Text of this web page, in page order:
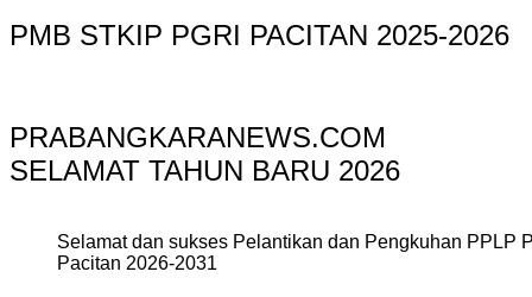
PMB STKIP PGRI PACITAN 2025-2026
PRABANGKARANEWS.COM
SELAMAT TAHUN BARU 2026
Selamat dan sukses Pelantikan dan Pengkuhan PPLP
Pacitan 2026-2031